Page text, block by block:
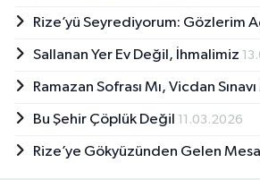
Rize’yü Seyrediyorum: Gözlerim
Sallanan Yer Ev Değil, İhmalimiz
Ramazan Sofrası Mı, Vicdan Sınavı
Bu Şehir Çöplük Değil 11.03.2026
Rize’ye Gökyüzünden Gelen